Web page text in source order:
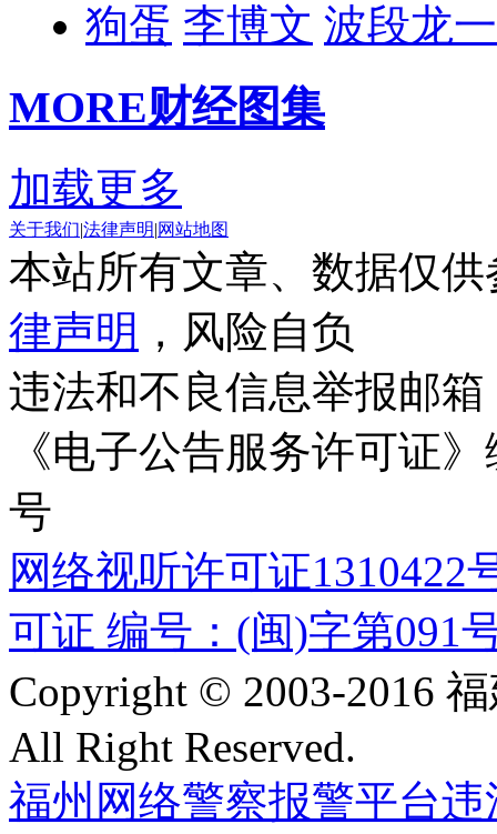
狗蛋 李博文 波段龙一
MORE财经图集
加载更多
关于我们|法律声明|网站地图
本站所有文章、数据仅
律声明 ，风险自负
违法和不良信息举报邮箱
《电子公告服务许可证
号
网络视听许可证1310422
可证 编号：(闽)字第091
Copyright © 2003-2016
All Right Reserved.
福州网络警察报警平台违